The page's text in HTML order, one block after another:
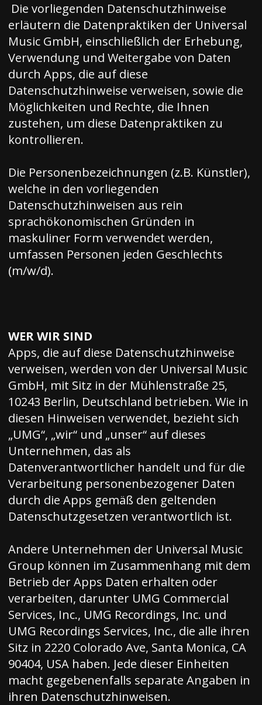
Die vorliegenden Datenschutzhinweise
erläutern die Datenpraktiken der Universal
Music GmbH, einschließlich der Erhebung,
Verwendung und Weitergabe von Daten
durch Apps, die auf diese
Datenschutzhinweise verweisen, sowie die
Möglichkeiten und Rechte, die Ihnen
zustehen, um diese Datenpraktiken zu
kontrollieren.
Die Personenbezeichnungen (z.B. Künstler),
welche in den vorliegenden
Datenschutzhinweisen aus rein
sprachökonomischen Gründen in
maskuliner Form verwendet werden,
umfassen Personen jeden Geschlechts
(m/w/d).
WER WIR SIND
Apps, die auf diese Datenschutzhinweise
verweisen, werden von der Universal Music
GmbH, mit Sitz in der Mühlenstraße 25,
10243 Berlin, Deutschland betrieben. Wie in
diesen Hinweisen verwendet, bezieht sich
„UMG“, „wir“ und „unser“ auf dieses
Unternehmen, das als
Datenverantwortlicher handelt und für die
Verarbeitung personenbezogener Daten
durch die Apps gemäß den geltenden
Datenschutzgesetzen verantwortlich ist.
Andere Unternehmen der Universal Music
Group können im Zusammenhang mit dem
Betrieb der Apps Daten erhalten oder
verarbeiten, darunter UMG Commercial
Services, Inc., UMG Recordings, Inc. und
UMG Recordings Services, Inc., die alle ihren
Sitz in 2220 Colorado Ave, Santa Monica, CA
90404, USA haben. Jede dieser Einheiten
macht gegebenenfalls separate Angaben in
ihren Datenschutzhinweisen.